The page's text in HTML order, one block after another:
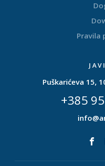
Pravila
Puškarićeva 15,
+385